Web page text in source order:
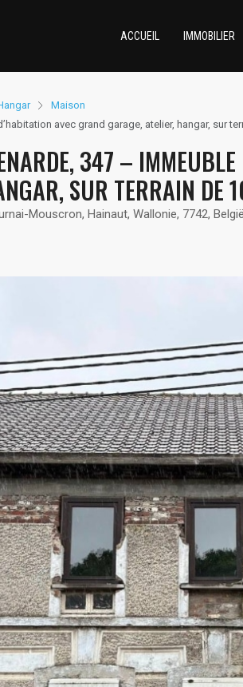
ACCUEIL IMMOBILIER
Maison
avec grand garage, atelier, hangar, sur
347 –
SUR TERRAIN
Mouscron, Hainaut, Wallonie, 7742,